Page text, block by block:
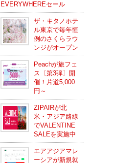
EVERYWHEREセール
ザ・キタノホテ
ル東京で毎年恒
例のさくらラウ
ンジがオープン
Peachが旅フェ
ス〔第3弾〕開
催！片道5,000
円～
ZIPAIRが北
米・アジア路線
でVALENTINE
SALEを実施中
エアアジアマレ
ーシアが新規就